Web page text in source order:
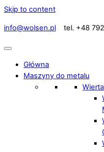
Skip to content
info@wolsen.pl tel. +48
Główna
Maszyny do metalu